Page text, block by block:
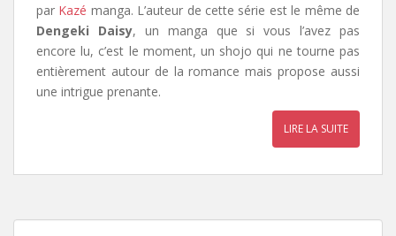
par Kazé manga. L’auteur de cette série est le même de
Dengeki Daisy, un manga que si vous l’avez pas
encore lu, c’est le moment, un shojo qui ne tourne pas
entièrement autour de la romance mais propose aussi
une intrigue prenante.
LIRE LA SUITE